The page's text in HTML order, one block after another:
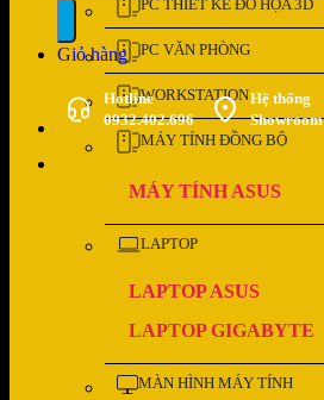
Giỏ hàng
Hotline
0932.402.696
Hệ thống
Showroom
PC THIẾT KẾ ĐỒ HỌA 3D
PC VĂN PHÒNG
WORKSTATION
MÁY TÍNH ĐỒNG BỘ
MÁY TÍNH ASUS
LAPTOP
LAPTOP ASUS
LAPTOP GIGABYTE
MÀN HÌNH MÁY TÍNH